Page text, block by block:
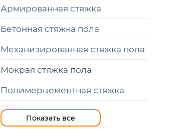
Армированная стяжка
Бетонная стяжка пола
Механизированная стяжка пола
Мокрая стяжка пола
Полимерцементная стяжка
Полистиролбетонная стяжка
Показать все